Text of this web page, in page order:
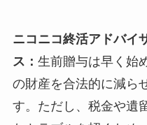
ニコニコ終活アドバイ
ス： 生前贈与は早く始
の財産を合法的に減ら
す。ただし、税金や遺